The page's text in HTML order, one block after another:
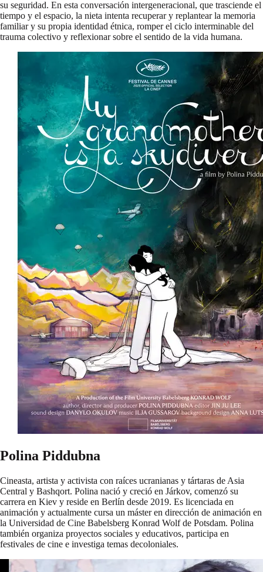
su seguridad. En esta conversación intergeneracional, que trasciende el
tiempo y el espacio, la nieta intenta recuperar y replantear la memoria
familiar y su propia identidad étnica, romper el ciclo interminable del
trauma colectivo y reflexionar sobre el sentido de la vida humana.
Polina Piddubna
Cineasta, artista y activista con raíces ucranianas y tártaras de Asia
Central y Bashqort. Polina nació y creció en Járkov, comenzó su
carrera en Kiev y reside en Berlín desde 2019. Es licenciada en
animación y actualmente cursa un máster en dirección de animación en
la Universidad de Cine Babelsberg Konrad Wolf de Potsdam. Polina
también organiza proyectos sociales y educativos, participa en
festivales de cine e investiga temas decoloniales.